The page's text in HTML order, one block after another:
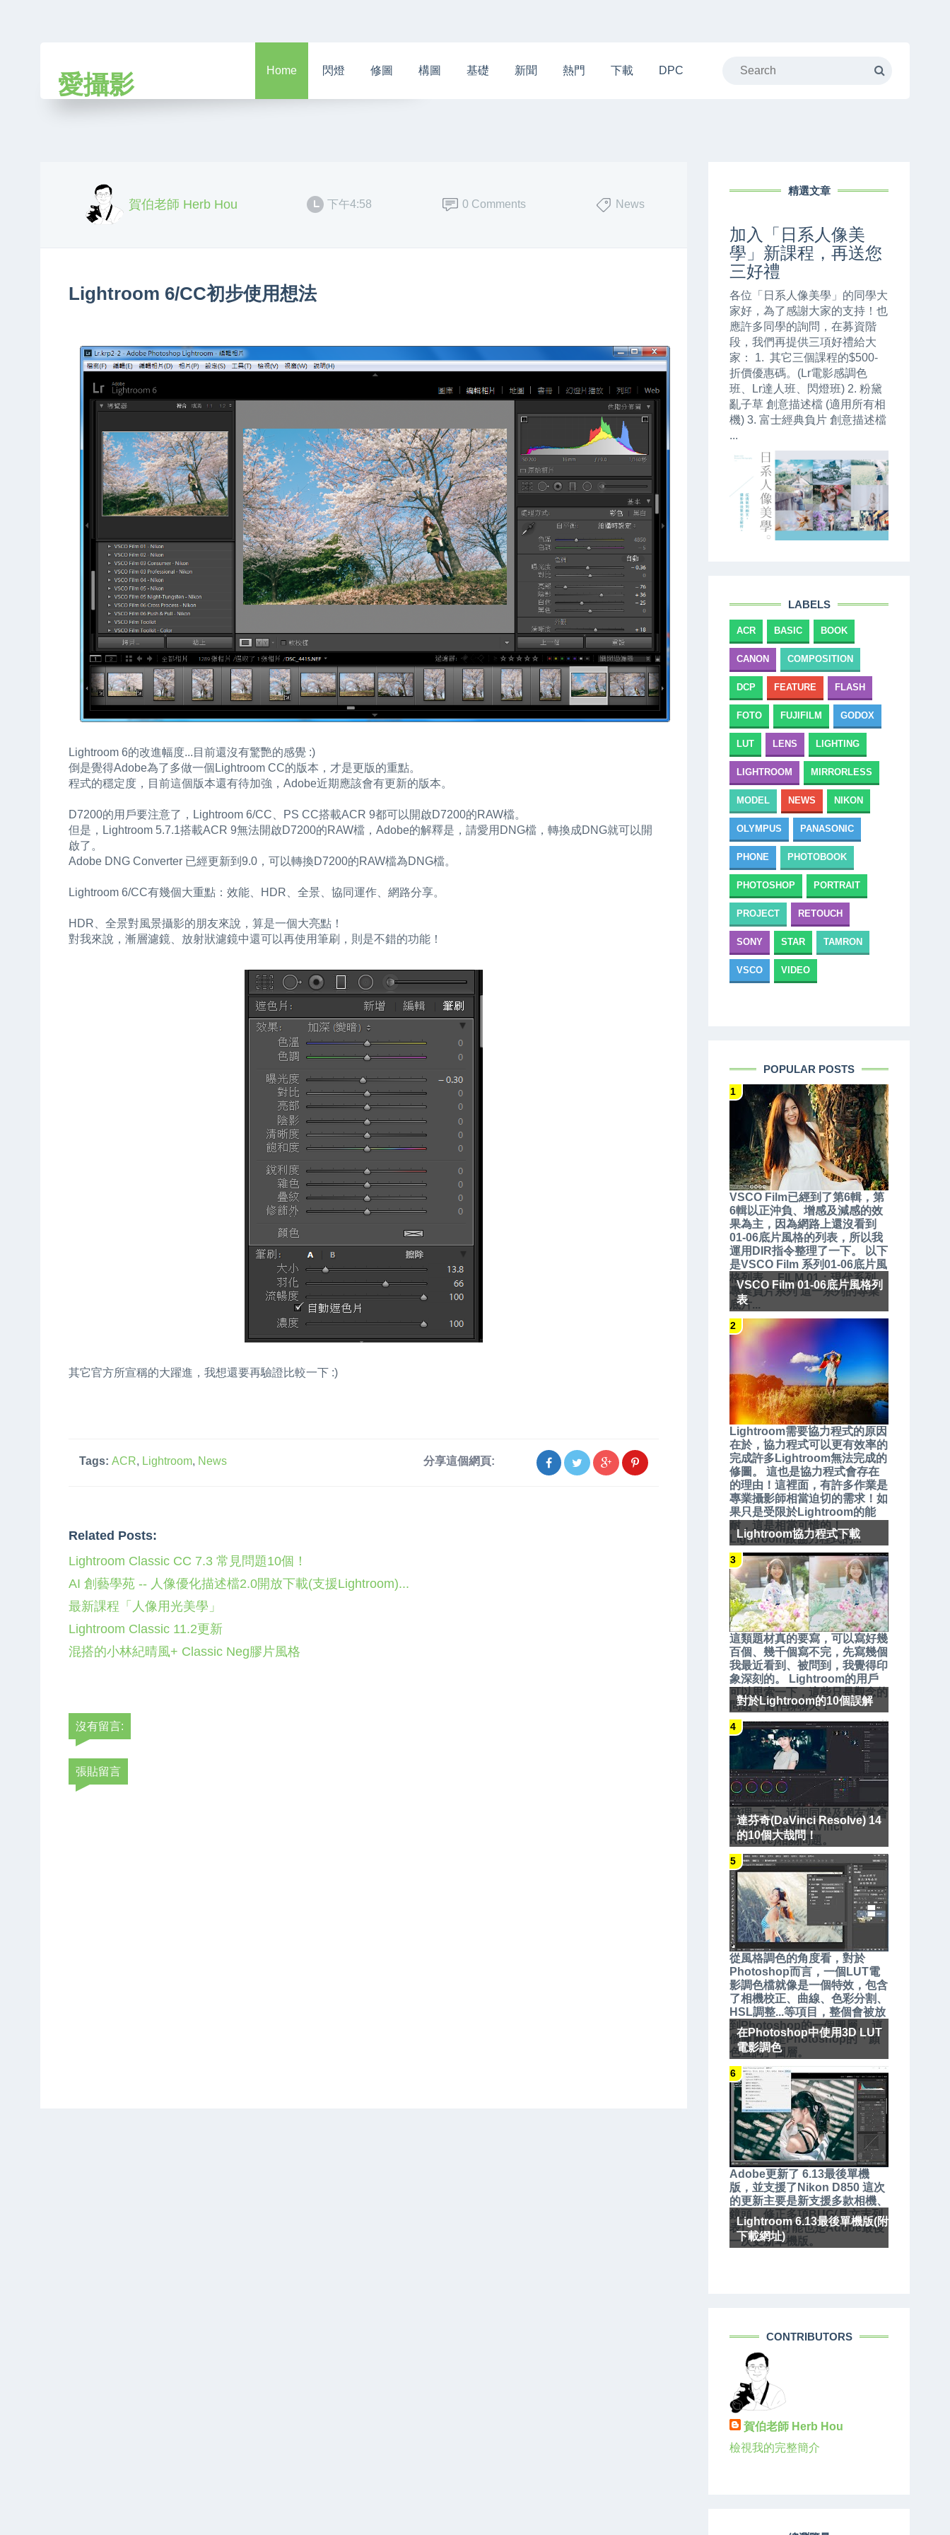
愛攝影 Home 閃燈 修圖 構圖 基礎 新聞 熱門 下載 DPC
賀伯老師 Herb Hou 下午4:58 0 Comments News
Lightroom 6/CC初步使用想法
Lightroom 6的改進幅度...目前還沒有驚艷的感覺 :)
倒是覺得Adobe為了多做一個Lightroom CC的版本，才是更版的重點。
程式的穩定度，目前這個版本還有待加強，Adobe近期應該會有更新的版本。
D7200的用戶要注意了，Lightroom 6/CC、PS CC搭載ACR 9都可以開啟D7200的RAW檔。
但是，Lightroom 5.7.1搭載ACR 9無法開啟D7200的RAW檔，Adobe的解釋是，請愛用DNG檔，轉換成DNG就可以開
啟了。
Adobe DNG Converter 已經更新到9.0，可以轉換D7200的RAW檔為DNG檔。
Lightroom 6/CC有幾個大重點：效能、HDR、全景、協同運作、網路分享。
HDR、全景對風景攝影的朋友來說，算是一個大亮點！
對我來說，漸層濾鏡、放射狀濾鏡中還可以再使用筆刷，則是不錯的功能！
其它官方所宣稱的大躍進，我想還要再驗證比較一下 :)
Tags: ACR, Lightroom, News 分享這個網頁:
Related Posts:
Lightroom Classic CC 7.3 常見問題10個！
AI 創藝學苑 -- 人像優化描述檔2.0開放下載(支援Lightroom)...
最新課程「人像用光美學」
Lightroom Classic 11.2更新
混搭的小林紀晴風+ Classic Neg膠片風格
沒有留言:
張貼留言
精選文章
加入「日系人像美
學」新課程，再送您
三好禮
各位「日系人像美學」的同學大
家好，為了感謝大家的支持！也
應許多同學的詢問，在募資階
段，我們再提供三項好禮給大
家： 1. 其它三個課程的$500-
折價優惠碼。(Lr電影感調色
班、Lr達人班、閃燈班) 2. 粉黛
亂子草 創意描述檔 (適用所有相
機) 3. 富士經典負片 創意描述檔
...
LABELS
ACR BASIC BOOK
CANON COMPOSITION
DCP FEATURE FLASH
FOTO FUJIFILM GODOX
LUT LENS LIGHTING
LIGHTROOM MIRRORLESS
MODEL NEWS NIKON
OLYMPUS PANASONIC
PHONE PHOTOBOOK
PHOTOSHOP PORTRAIT
PROJECT RETOUCH
SONY STAR TAMRON
VSCO VIDEO
POPULAR POSTS
VSCO Film 01-06底片風格列
表
VSCO Film已經到了第6輯，第
6輯以正沖負、增感及減感的效
果為主，因為網路上還沒看到
01-06底片風格的列表，所以我
運用DIR指令整理了一下。 以下
是VSCO Film 系列01-06底片風
格列表。 FILM 01：現代系列、
專業負片系列 這一系列的專業
底片...
Lightroom協力程式下載
Lightroom需要協力程式的原因
在於，協力程式可以更有效率的
完成許多Lightroom無法完成的
修圖。 這也是協力程式會存在
的理由！這裡面，有許多作業是
專業攝影師相當迫切的需求！如
果只是受限於Lightroom的能
耐，這是相當可惜的！
Lightroom跟協力程式的...
對於Lightroom的10個誤解
這類題材真的要寫，可以寫好幾
百個、幾千個寫不完，先寫幾個
我最近看到、被問到，我覺得印
象深刻的。 Lightroom的用戶
可以思索一下，這些只是觀念的
問題，當作聊聊天！
達芬奇(DaVinci Resolve) 14
的10個大哉問！
整理一下，近期同學及網友常會
問到的達芬奇(DaVinci
Resolve)相關問題。
在Photoshop中使用3D LUT
電影調色
從風格調色的角度看，對於
Photoshop而言，一個LUT電
影調色檔就像是一個特效，包含
了相機校正、曲線、色彩分割、
HSL調整...等項目，整個會被放
到Photoshop的一個圖層。 這
個圖層便是Photoshop的「顏
色查詢」圖層。
Lightroom 6.13最後單機版(附
下載網址)
Adobe更新了 6.13最後單機
版，並支援了Nikon D850 這次
的更新主要是新支援多款相機、
鏡頭，修正多項BUG(見文末列
表)。 6.13可能也是Adobe最後
一次更新單機版。
CONTRIBUTORS
賀伯老師 Herb Hou
檢視我的完整簡介